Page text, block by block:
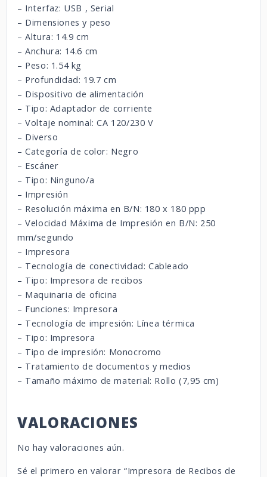
– Interfaz: USB , Serial
– Dimensiones y peso
– Altura: 14.9 cm
– Anchura: 14.6 cm
– Peso: 1.54 kg
– Profundidad: 19.7 cm
– Dispositivo de alimentación
– Tipo: Adaptador de corriente
– Voltaje nominal: CA 120/230 V
– Diverso
– Categoría de color: Negro
– Escáner
– Tipo: Ninguno/a
– Impresión
– Resolución máxima en B/N: 180 x 180 ppp
– Velocidad Máxima de Impresión en B/N: 250
mm/segundo
– Impresora
– Tecnología de conectividad: Cableado
– Tipo: Impresora de recibos
– Maquinaria de oficina
– Funciones: Impresora
– Tecnología de impresión: Línea térmica
– Tipo: Impresora
– Tipo de impresión: Monocromo
– Tratamiento de documentos y medios
– Tamaño máximo de material: Rollo (7,95 cm)
VALORACIONES
No hay valoraciones aún.
Sé el primero en valorar “Impresora de Recibos de